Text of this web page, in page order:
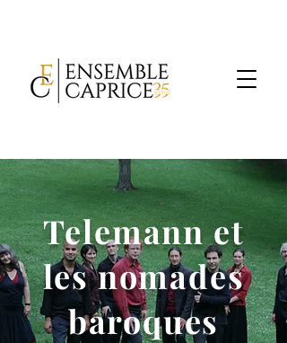
Telemann et
les nomades
baroques